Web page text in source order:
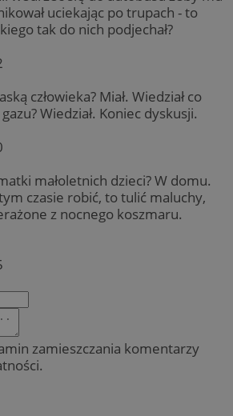
uciekając po trupach - to
tak do nich podjechał?
człowieka? Miał. Wiedział co
Wiedział. Koniec dyskusji.
małoletnich dzieci? W domu.
czasie robić, to tulić maluchy,
z nocnego koszmaru.
zamieszczania komentarzy